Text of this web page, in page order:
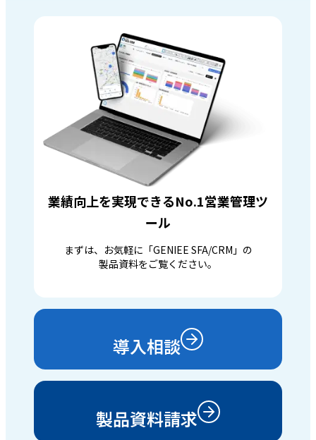
業績向上を実現できるNo.1営業管理ツ
ール
まずは、お気軽に「GENIEE SFA/CRM」の
製品資料をご覧ください。
導入相談
製品資料請求